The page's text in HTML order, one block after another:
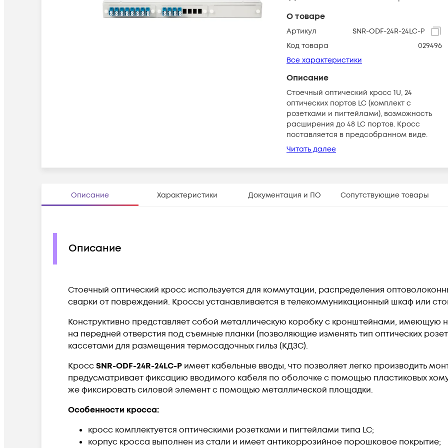
О товаре
Артикул
SNR-ODF-24R-24LC-P
Код товара
029496
Все характеристики
Описание
Стоечный оптический кросс 1U, 24
оптических портов LC (комплект с
розетками и пигтейлами), возможность
расширения до 48 LC портов. Кросс
поставляется в предсобранном виде.
Читать далее
Описание Характеристики Документация и ПО Сопутствующие товары
Описание
Стоечный оптический кросс используется для коммутации, распределения
сварки от повреждений. Кроссы устанавливается в телекоммуникационный шкаф или
Конструктивно представляет собой металлическую коробку с кронштейнами, имеющую
на передней отверстия под съемные планки (позволяющие изменять тип оптических
кассетами для размещения термосадочных гильз (КДЗС).
КроссSNR-ODF-24R-24LC-P имеет кабельные вводы, что позволяет легко производить
предусматривает фиксацию вводимого кабеля по оболочке с помощью пластиковых
же фиксировать силовой элемент с помощью металлической площадки.
Особенности кросса:​
кросс комплектуется оптическими розетками и пигтейлами типа LC;
корпус кросса выполнен из стали и имеет антикоррозийное порошковое покрытие;